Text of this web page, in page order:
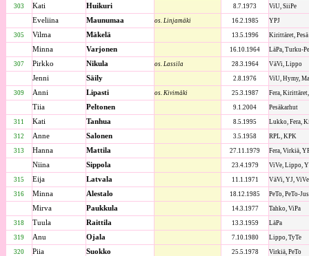
303 Kati Huikuri 8.7.1973 ViU, SiiPe
Eveliina Maunumaa os. Linjamäki 16.2.1985 YPJ
305 Vilma Mäkelä 13.5.1996 Kirittäret,
Minna Varjonen 16.10.1964 LäPa, Turku-
307 Pirkko Nikula os. Lassila 28.3.1964 VäVi, Lippo
Jenni Säily 2.8.1976 ViU, Hymy,
309 Anni Lipasti os. Kivimäki 25.3.1987 Fera,
Tiia Peltonen 9.1.2004 Pesäkarhut
311 Kati Tanhua 8.5.1995 Lukko, Fera,
312 Anne Salonen 3.5.1958 RPL, KPK
313 Hanna Mattila 27.11.1979 Fera, Virkiä,
Niina Sippola 23.4.1979 ViVe, Lippo,
315 Eija Latvala 11.1.1971 VäVi, YJ, ViVe
316 Minna Alestalo 18.12.1985 PeTo, PeTo-
Mirva Paukkula 14.3.1977 Tahko, ViPa
318 Tuula Raittila 13.3.1959 LäPa
319 Anu Ojala 7.10.1980 Lippo, TyTe
320 Piia Suokko 25.5.1978 Virkiä, PeTo